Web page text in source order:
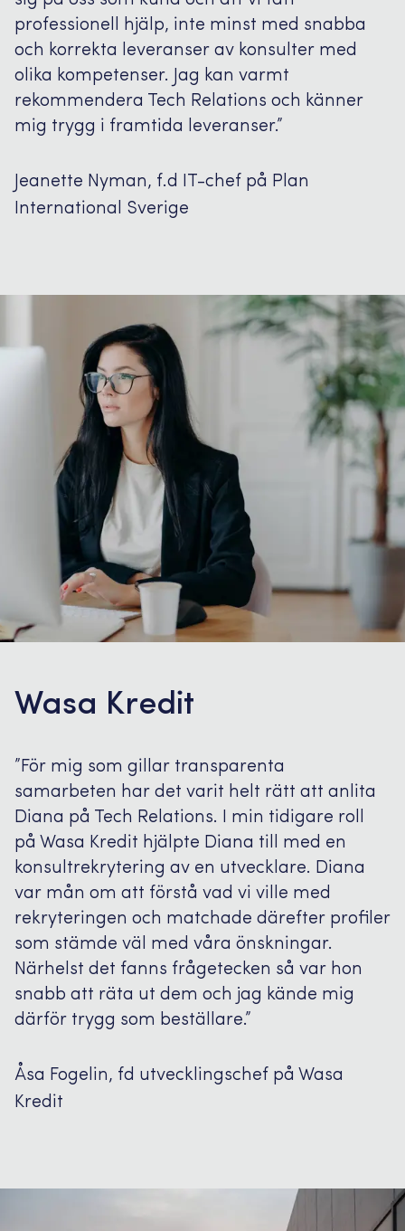
professionell hjälp, inte minst med snabba
och korrekta leveranser av konsulter med
olika kompetenser. Jag kan varmt
rekommendera Tech Relations och känner
mig trygg i framtida leveranser.”
Jeanette Nyman, f.d IT-chef på Plan
International Sverige
Wasa Kredit
”För mig som gillar transparenta
samarbeten har det varit helt rätt att anlita
Diana på Tech Relations. I min tidigare roll
på Wasa Kredit hjälpte Diana till med en
konsultrekrytering av en utvecklare. Diana
var mån om att förstå vad vi ville med
rekryteringen och matchade därefter profiler
som stämde väl med våra önskningar.
Närhelst det fanns frågetecken så var hon
snabb att räta ut dem och jag kände mig
därför trygg som beställare.”
Åsa Fogelin, fd utvecklingschef på Wasa
Kredit